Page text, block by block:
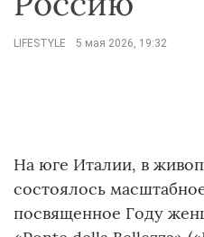
LIFESTYLE 5 мая 2026, 19:32
На юге Италии, в
состоялось
посвященное Году